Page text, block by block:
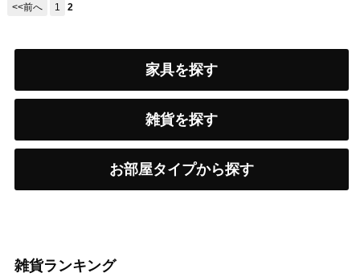
<<前へ 1 2
家具を探す
雑貨を探す
お部屋タイプから探す
雑貨ランキング